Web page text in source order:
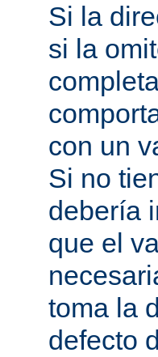
Si la
si la
con un
Si no
debería
que el
toma la
defecto